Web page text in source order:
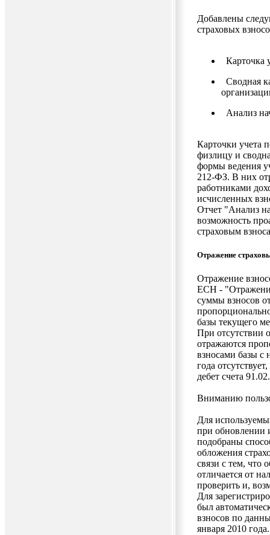
Добавлены
страховых
Карточка
Сводная
Анализ
Карточки учета
физлицу и
формы ведения
212-ФЗ. В них
работниками
исчисленных
Отчет "Анализ
возможность
страховым
Отражение
Отражение
ЕСН -
суммы взносов
базы текущего
При отсутствии
отражаются
взносами базы с
года
дебет счета
Вниманию
Для
при обновлении
подобраны
обложения
связи с тем, что
отличается от
проверить и,
Для
был
взносов по
января 2010 года.